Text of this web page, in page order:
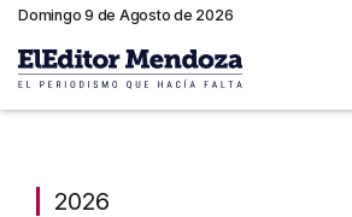
Domingo 9 de Agosto de 2026
2026